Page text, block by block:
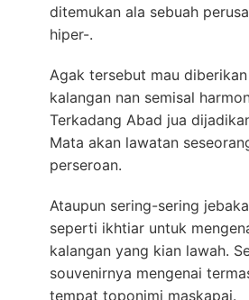
ditemukan ala sebuah
hiper-.
Agak tersebut mau
kalangan nan semisal
Terkadang Abad jua
Mata akan lawatan
perseroan.
Ataupun sering-sering
seperti ikhtiar untuk
kalangan yang kian lawah.
souvenirnya mengenai
tempat toponimi maskapai.